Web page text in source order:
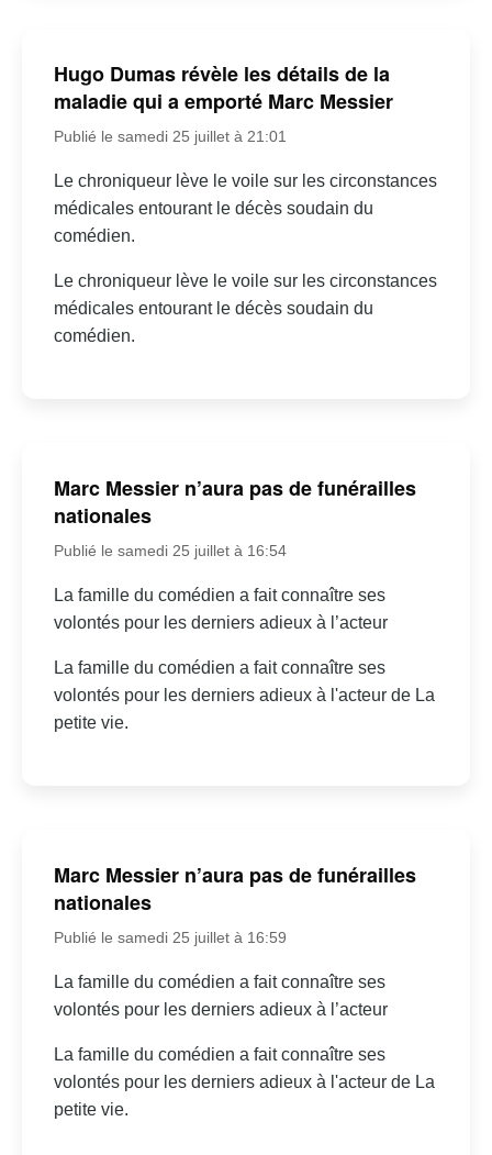
Hugo Dumas révèle les détails de la
maladie qui a emporté Marc Messier
Publié le samedi 25 juillet à 21:01
Le chroniqueur lève le voile sur les circonstances
médicales entourant le décès soudain du
comédien.
Le chroniqueur lève le voile sur les circonstances
médicales entourant le décès soudain du
comédien.
Marc Messier n’aura pas de funérailles
nationales
Publié le samedi 25 juillet à 16:54
La famille du comédien a fait connaître ses
volontés pour les derniers adieux à l’acteur
La famille du comédien a fait connaître ses
volontés pour les derniers adieux à l'acteur de La
petite vie.
Marc Messier n’aura pas de funérailles
nationales
Publié le samedi 25 juillet à 16:59
La famille du comédien a fait connaître ses
volontés pour les derniers adieux à l’acteur
La famille du comédien a fait connaître ses
volontés pour les derniers adieux à l'acteur de La
petite vie.